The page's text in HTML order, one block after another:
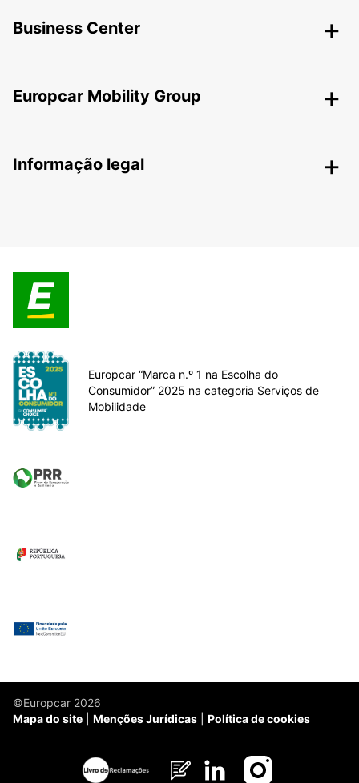
Business Center
Europcar Mobility Group
Informação legal
Europcar “Marca n.º 1 na Escolha do
Consumidor” 2025 na categoria Serviços de
Mobilidade
©Europcar 2026
Mapa do site
Menções Jurídicas Política de cookies